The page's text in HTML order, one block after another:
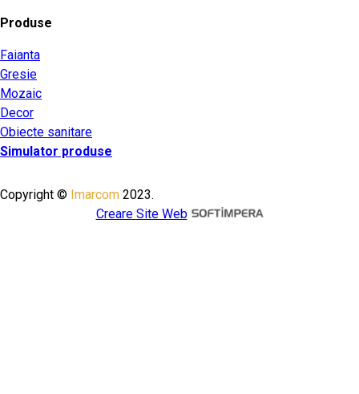
Produse
Faianta
Gresie
Mozaic
Decor
Obiecte sanitare
Simulator produse
Copyright © Imarcom 2023.
Creare Site Web